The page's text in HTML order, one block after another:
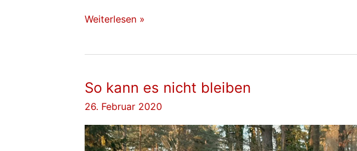
So
Politik
Weiterlesen »
So kann es nicht bleiben
26. Februar 2020